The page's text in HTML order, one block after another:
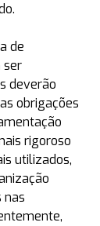
de
ser
deverão
obrigações
rigoroso
utilizados,
nas